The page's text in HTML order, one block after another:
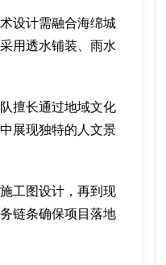
设计需融合海绵城
用透水铺装、雨水
擅长通过地域文化
展现独特的人文景
工图设计，再到现
链条确保项目落地